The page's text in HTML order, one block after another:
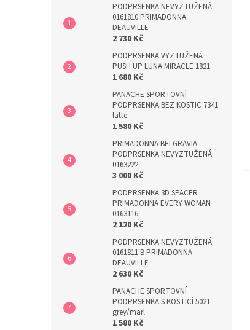
PODPRSENKA NEVYZTUŽENÁ
0161810 PRIMADONNA
DEAUVILLE
2 730 Kč
PODPRSENKA VYZTUŽENÁ
PUSH UP LUNA MIRACLE 1821
1 680 Kč
PANACHE SPORTOVNÍ
PODPRSENKA BEZ KOSTIC 7341
latte
1 580 Kč
PRIMADONNA BELGRAVIA
PODPRSENKA NEVYZTUŽENÁ
0163222
3 000 Kč
PODPRSENKA 3D SPACER
PRIMADONNA EVERY WOMAN
0163116
2 120 Kč
PODPRSENKA NEVYZTUŽENÁ
0161811 B PRIMADONNA
DEAUVILLE
2 630 Kč
PANACHE SPORTOVNÍ
PODPRSENKA S KOSTICÍ 5021
grey/marl
1 580 Kč